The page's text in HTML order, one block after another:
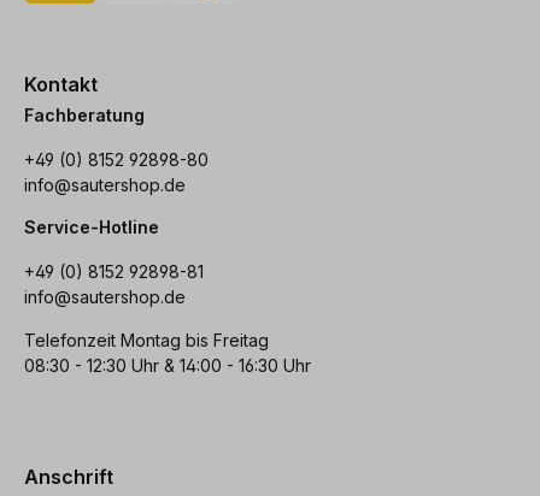
Kontakt
Fachberatung
+49 (0) 8152 92898-80
info@sautershop.de
Service-Hotline
+49 (0) 8152 92898-81
info@sautershop.de
Telefonzeit Montag bis Freitag
08:30 - 12:30 Uhr & 14:00 - 16:30 Uhr
Anschrift